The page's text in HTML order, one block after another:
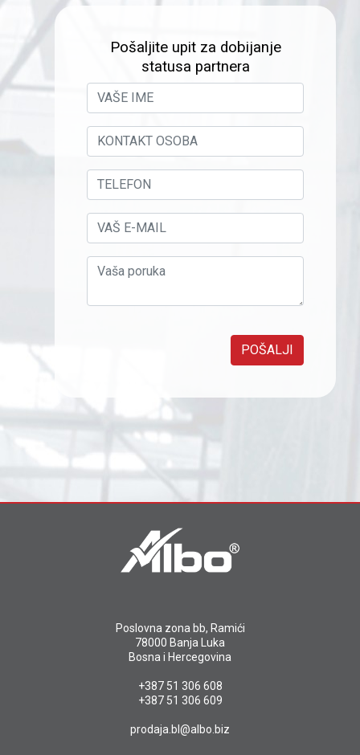
Pošaljite upit za dobijanje
statusa partnera
POŠALJI
Poslovna zona bb, Ramići
78000 Banja Luka
Bosna i Hercegovina
+387 51 306 608
+387 51 306 609
prodaja.bl@albo.biz